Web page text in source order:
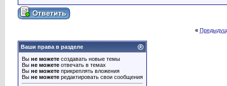
«
Ваши права в разделе
Вы не можете создавать новые темы
Вы не можете отвечать в темах
Вы не можете прикреплять вложения
Вы не можете редактировать свои сообщения